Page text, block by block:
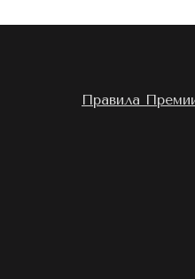
Правила